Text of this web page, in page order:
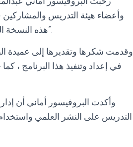
وأعضاء هيئة التدريس
هذه النسخة الثانية من دورة “استخدام أدوات الذكاء الاصطناعي في البحث العلمي”.
وقدمت شكرها وتقديرها إلى عميدة
في إعداد وتنفيذ هذا البرنامج ،
وأكدت البروفيسور أماني أن
التدريس على النشر العلمي